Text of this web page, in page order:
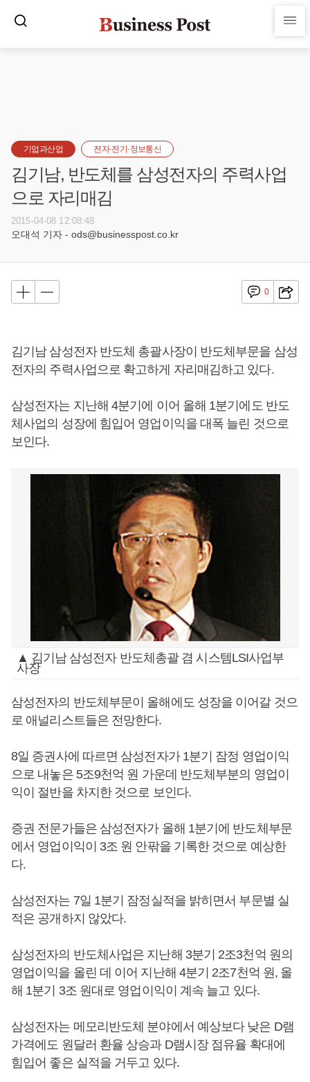
기업과산업 전자·전기·정보통신
김기남, 반도체를 삼성전자의 주력사업
으로 자리매김
2015-04-08 12:08:48
오대석 기자 - ods@businesspost.co.kr
0
김기남 삼성전자 반도체 총괄사장이 반도체부문을 삼성
전자의 주력사업으로 확고하게 자리매김하고 있다.
삼성전자는 지난해 4분기에 이어 올해 1분기에도 반도
체사업의 성장에 힘입어 영업이익을 대폭 늘린 것으로
보인다.
▲ 김기남 삼성전자 반도체총괄 겸 시스템LSI사업부
사장
삼성전자의 반도체부문이 올해에도 성장을 이어갈 것으
로 애널리스트들은 전망한다.
8일 증권사에 따르면 삼성전자가 1분기 잠정 영업이익
으로 내놓은 5조9천억 원 가운데 반도체부분의 영업이
익이 절반을 차지한 것으로 보인다.
증권 전문가들은 삼성전자가 올해 1분기에 반도체부문
에서 영업이익이 3조 원 안팎을 기록한 것으로 예상한
다.
삼성전자는 7일 1분기 잠정실적을 밝히면서 부문별 실
적은 공개하지 않았다.
삼성전자의 반도체사업은 지난해 3분기 2조3천억 원의
영업이익을 올린 데 이어 지난해 4분기 2조7천억 원, 올
해 1분기 3조 원대로 영업이익이 계속 늘고 있다.
삼성전자는 메모리반도체 분야에서 예상보다 낮은 D램
가격에도 원달러 환율 상승과 D램시장 점유율 확대에
힘입어 좋은 실적을 거두고 있다.